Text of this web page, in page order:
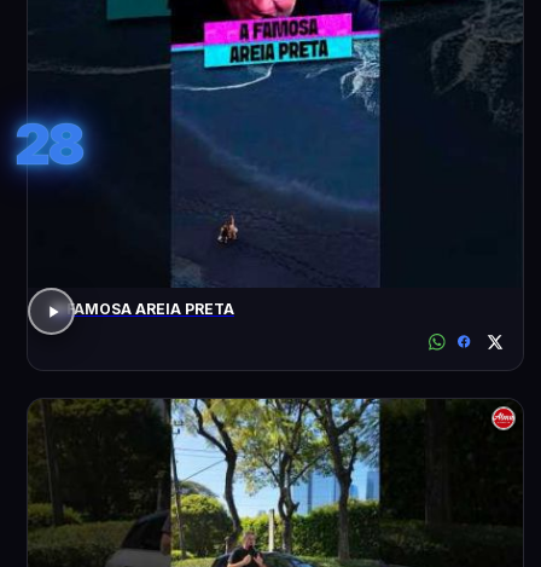
28
A FAMOSA AREIA PRETA